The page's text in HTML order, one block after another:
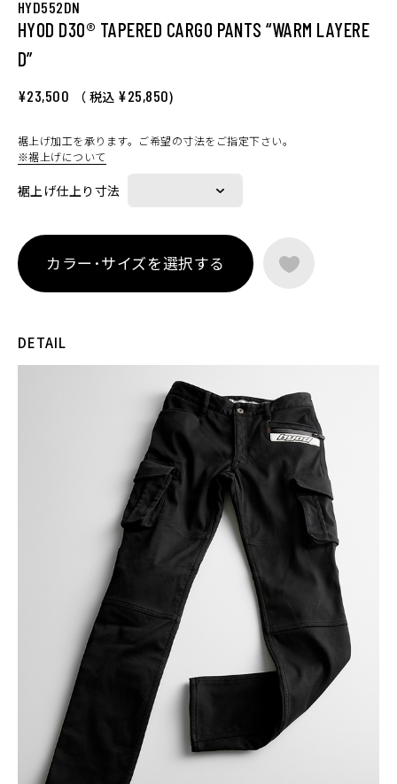
HYD552DN
HYOD D3O® TAPERED CARGO PANTS “WARM LAYERE
D”
¥23,500 （ 税込 ¥25,850)
裾上げ加工を承ります。ご希望の寸法をご指定下さい。
※裾上げについて
裾上げ仕上り寸法
カラー･サイズを選択する
DETAIL